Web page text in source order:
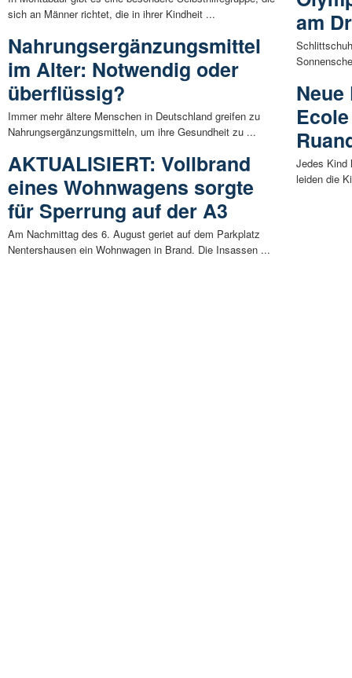
sich an Männer richtet, die in ihrer Kindheit ...
Nahrungsergänzungsmittel
im Alter: Notwendig oder
überflüssig?
Immer mehr ältere Menschen in Deutschland greifen zu
Nahrungsergänzungsmitteln, um ihre Gesundheit zu ...
AKTUALISIERT: Vollbrand
eines Wohnwagens sorgte
für Sperrung auf der A3
Am Nachmittag des 6. August geriet auf dem Parkplatz
Nentershausen ein Wohnwagen in Brand. Die Insassen ...
am
Jedes Kind
leiden die